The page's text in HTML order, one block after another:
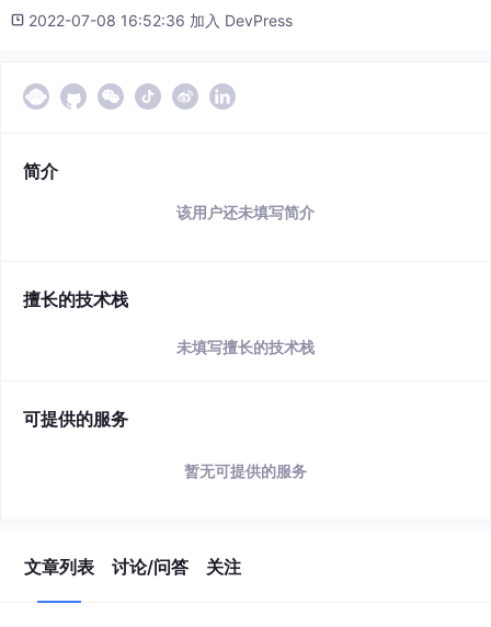
2022-07-08 16:52:36 加入 DevPress
简介
该用户还未填写简介
擅长的技术栈
未填写擅长的技术栈
可提供的服务
暂无可提供的服务
文章列表 讨论/问答 关注